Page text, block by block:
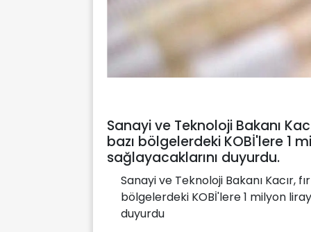
Sanayi ve Teknoloji Bakanı
bazı bölgelerdeki KOBİ'lere 1
sağlayacaklarını duyurdu.
Sanayi ve Teknoloji Bakanı Kacır,
bölgelerdeki KOBİ'lere 1 milyon
duyurdu